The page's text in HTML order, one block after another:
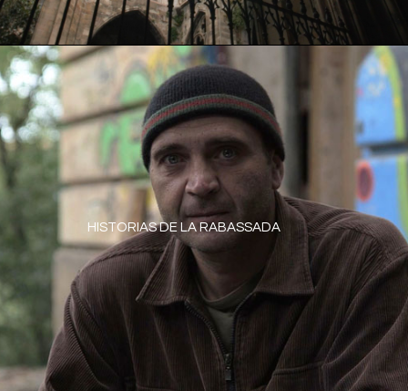
HISTORIAS DE LA RABASSADA